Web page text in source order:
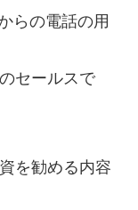
らの電話の用
セールスで
を勧める内容